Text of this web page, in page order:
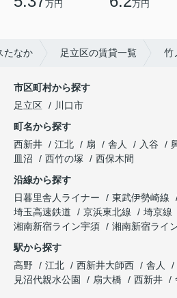
万円 万円
たなか 足立区の賃貸一覧 竹
市区町村から探す
足立区
川口市
町名から探す
西新井
江北 扇 舎人 入谷
皿沼
西竹の塚
西保木間
沿線から探す
日暮里舎人ライナー
東武伊勢崎線
埼玉高速鉄道
京浜東北線 埼京線
湘南新宿ライン宇須
湘南新宿ライ
駅から探す
高野
江北 西新井大師西 舎人
見沼代親水公園
扇大橋 西新井